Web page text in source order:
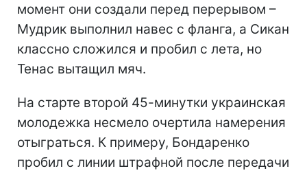
момент они создали перед перерывом –
Мудрик выполнил навес с фланга, а Сикан
классно сложился и пробил с лета, но
Тенас вытащил мяч.
На старте второй 45-минутки украинская
молодежка несмело очертила намерения
отыграться. К примеру, Бондаренко
пробил с линии штрафной после передачи